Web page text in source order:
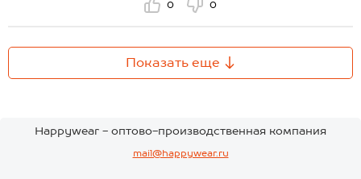
0 0
Показать еще
Happywear - оптово-производственная компания
mail@happywear.ru